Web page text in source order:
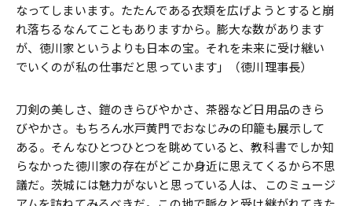
なってしまいます。たたんである衣類を広げようとすると崩
れ落ちるなんてこともありますから。膨大な数があります
が、徳川家というよりも日本の宝。それを未来に受け継い
でいくのが私の仕事だと思っています」（徳川理事長）
刀剣の美しさ、鎧のきらびやかさ、茶器など日用品のきら
びやかさ。もちろん水戸黄門でおなじみの印籠も展示して
ある。そんなひとつひとつを眺めていると、教科書でしか知
らなかった徳川家の存在がどこか身近に思えてくるから不思
議だ。茨城には魅力がないと思っている人は、このミュージ